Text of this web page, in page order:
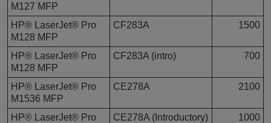
M127 MFP
HP® LaserJet® Pro
M128 MFP
CF283A 1500
HP® LaserJet® Pro
M128 MFP
CF283A (intro) 700
HP® LaserJet® Pro
M1536 MFP
CE278A 2100
HP® LaserJet® Pro
CE278A (Introductory) 1000